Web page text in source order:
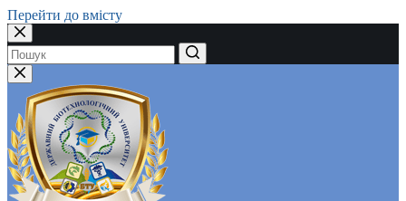
Перейти до вмісту
Немає
результатів